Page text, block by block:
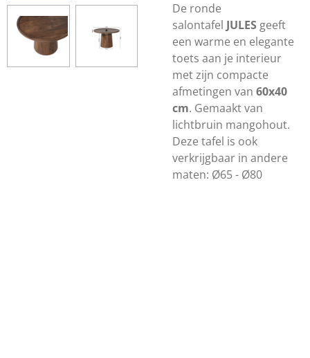
De ronde
salontafel JULES geeft
een warme en elegante
toets aan je interieur
met zijn compacte
afmetingen van 60x40
cm. Gemaakt van
lichtbruin mangohout.
Deze tafel is ook
verkrijgbaar in andere
maten: Ø65 - Ø80